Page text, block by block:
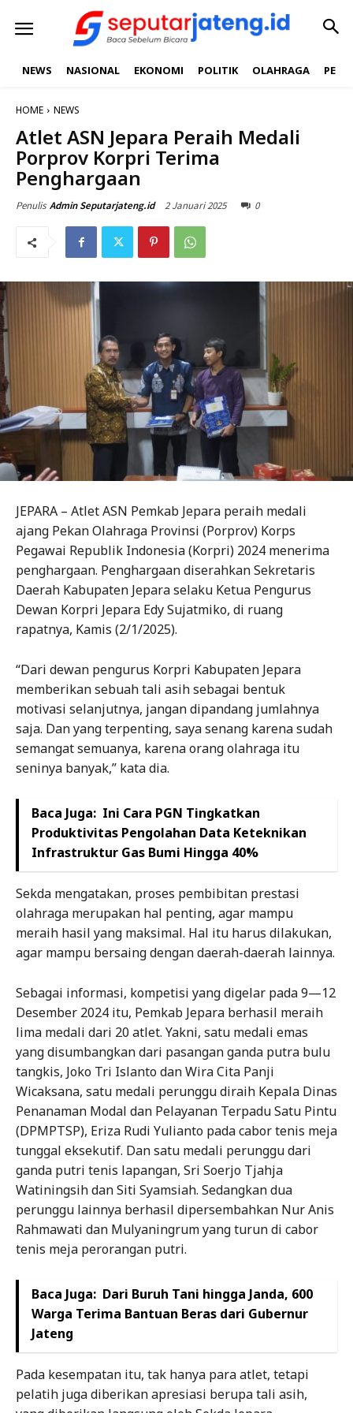
NEWS NASIONAL EKONOMI POLITIK OLAHRAGA
HOME NEWS
Atlet ASN Jepara Peraih Medali
Porprov Korpri Terima
Penghargaan
Penulis Admin Seputarjateng.id 2 Januari 2025 0
JEPARA – Atlet ASN Pemkab Jepara peraih medali
ajang Pekan Olahraga Provinsi (Porprov) Korps
Pegawai Republik Indonesia (Korpri) 2024 menerima
penghargaan. Penghargaan diserahkan Sekretaris
Daerah Kabupaten Jepara selaku Ketua Pengurus
Dewan Korpri Jepara Edy Sujatmiko, di ruang
rapatnya, Kamis (2/1/2025).
“Dari dewan pengurus Korpri Kabupaten Jepara
memberikan sebuah tali asih sebagai bentuk
motivasi selanjutnya, jangan dipandang jumlahnya
saja. Dan yang terpenting, saya senang karena sudah
semangat semuanya, karena orang olahraga itu
seninya banyak,” kata dia.
Baca Juga: Ini Cara PGN Tingkatkan
Produktivitas Pengolahan Data Keteknikan
Infrastruktur Gas Bumi Hingga 40%
Sekda mengatakan, proses pembibitan prestasi
olahraga merupakan hal penting, agar mampu
meraih hasil yang maksimal. Hal itu harus dilakukan,
agar mampu bersaing dengan daerah-daerah lainnya.
Sebagai informasi, kompetisi yang digelar pada 9—12
Desember 2024 itu, Pemkab Jepara berhasil meraih
lima medali dari 20 atlet. Yakni, satu medali emas
yang disumbangkan dari pasangan ganda putra bulu
tangkis, Joko Tri Islanto dan Wira Cita Panji
Wicaksana, satu medali perunggu diraih Kepala Dinas
Penanaman Modal dan Pelayanan Terpadu Satu Pintu
(DPMPTSP), Eriza Rudi Yulianto pada cabor tenis meja
tunggal eksekutif. Dan satu medali perunggu dari
ganda putri tenis lapangan, Sri Soerjo Tjahja
Watiningsih dan Siti Syamsiah. Sedangkan dua
perunggu lainnya berhasil dipersembahkan Nur Anis
Rahmawati dan Mulyaningrum yang turun di cabor
tenis meja perorangan putri.
Baca Juga: Dari Buruh Tani hingga Janda, 600
Warga Terima Bantuan Beras dari Gubernur
Jateng
Pada kesempatan itu, tak hanya para atlet, tetapi
pelatih juga diberikan apresiasi berupa tali asih,